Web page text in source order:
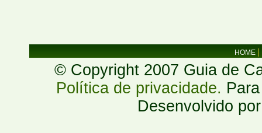
HOME
© Copyright 2007 Guia de
Política de privacidade.
Desenvolvido